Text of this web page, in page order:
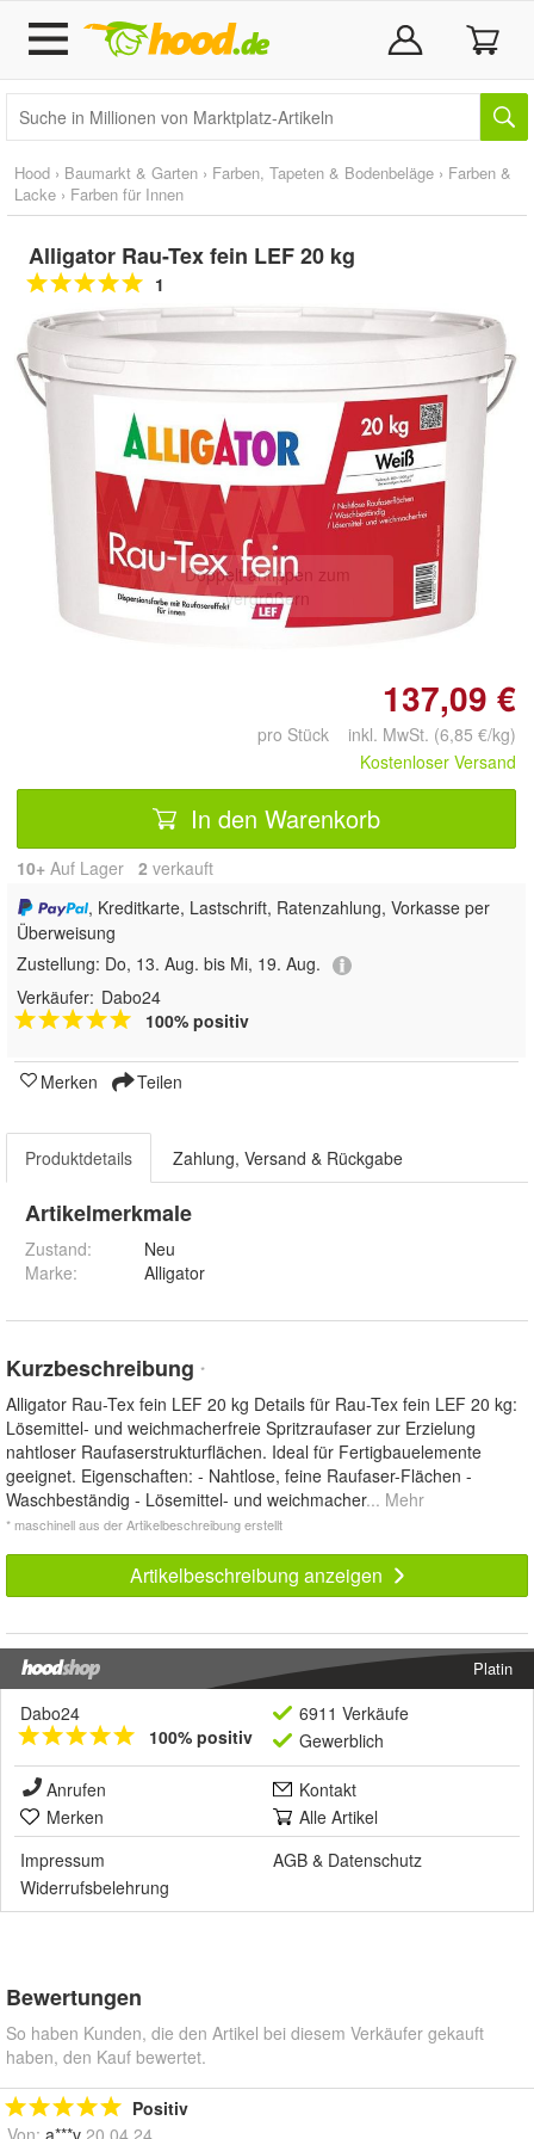
Hood › Baumarkt & Garten › Farben, Tapeten & Bodenbeläge › Farben &
Lacke › Farben für Innen
Alligator Rau-Tex fein LEF 20 kg
1
Doppelt antippen zum
vergrößern
137,09 €
pro Stück inkl. MwSt. (6,85 €/kg)
Kostenloser Versand
In den Warenkorb
10+ Auf Lager 2 verkauft
, Kreditkarte, Lastschrift, Ratenzahlung, Vorkasse per
Überweisung
Zustellung: Do, 13. Aug. bis Mi, 19. Aug.
Verkäufer: Dabo24
100% positiv
Merken Teilen
Produktdetails Zahlung, Versand & Rückgabe
Artikelmerkmale
Zustand:
Neu
Marke:
Alligator
Kurzbeschreibung *
Alligator Rau-Tex fein LEF 20 kg Details für Rau-Tex fein LEF 20 kg:
Lösemittel- und weichmacherfreie Spritzraufaser zur Erzielung
nahtloser Raufaserstrukturflächen. Ideal für Fertigbauelemente
geeignet. Eigenschaften: - Nahtlose, feine Raufaser-Flächen -
Waschbeständig - Lösemittel- und weichmacher... Mehr
* maschinell aus der Artikelbeschreibung erstellt
Artikelbeschreibung anzeigen
Platin
Dabo24
100% positiv
6911 Verkäufe
Gewerblich
Anrufen
Kontakt
Merken
Alle Artikel
Impressum
AGB & Datenschutz
Widerrufsbelehrung
Bewertungen
So haben Kunden, die den Artikel bei diesem Verkäufer gekauft
haben, den Kauf bewertet.
Positiv
Von: a***v 20.04.24